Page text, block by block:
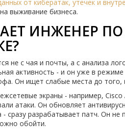
от кибератак, утечек и
выживание бизнеса.
ИНЖЕНЕР
не с чая и почты, а с анализа
активность - и он уже в
Он ищет слабые места до
экраны - например,
атаки. Он обновляет
- сразу разрабатывает патч. Он
обойти.